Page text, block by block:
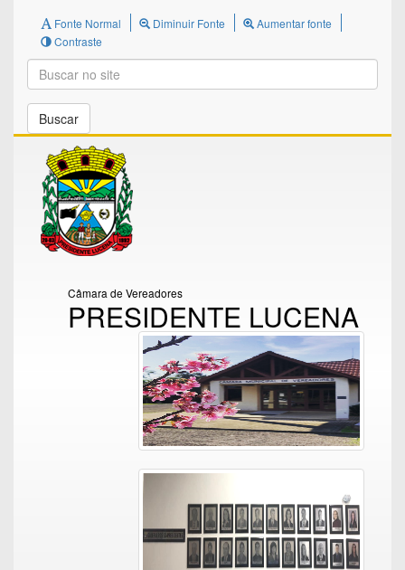
Fonte Normal Diminuir Fonte
Aumentar fonte
Contraste
Buscar
Câmara de Vereadores
PRESIDENTE LUCENA